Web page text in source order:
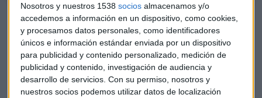
Nosotros y nuestros 1538 socios almacenamos y/o
accedemos a información en un dispositivo, como cookies,
y procesamos datos personales, como identificadores
únicos e información estándar enviada por un dispositivo
para publicidad y contenido personalizado, medición de
publicidad y contenido, investigación de audiencia y
desarrollo de servicios. Con su permiso, nosotros y
nuestros socios podemos utilizar datos de localización
A IAG le ha seguido el repunte de Indra, que sigue imparable
tras la subida de
casi un 10% del jueves por la mejora de la recomendación de
Kepler
. Este viernes los títulos de la compañía han cerrado con una
subida de un 7%.